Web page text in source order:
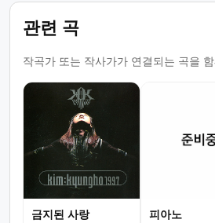
관련 곡
작곡가 또는 작사가가 연결되는 곡을
금지된 사랑 피아노